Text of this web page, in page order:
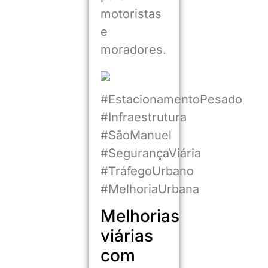
motoristas
e
moradores.
#EstacionamentoPesado
#Infraestrutura
#SãoManuel
#SegurançaViária
#TráfegoUrbano
#MelhoriaUrbana
Melhorias
viárias
com